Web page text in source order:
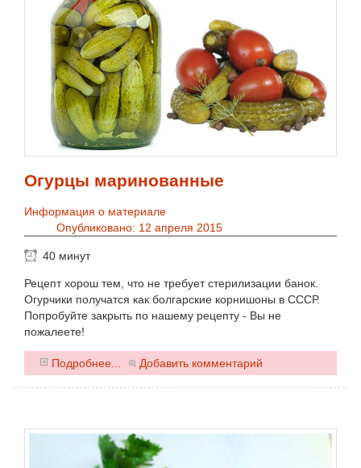
Огурцы маринованные
Информация о материале
Опубликовано: 12 апреля 2015
40 минут
Рецепт хорош тем, что не требует стерилизации банок.
Огурчики получатся как болгарские корнишоны в СССР.
Попробуйте закрыть по нашему рецепту - Вы не
пожалеете!
Подробнее... Добавить комментарий